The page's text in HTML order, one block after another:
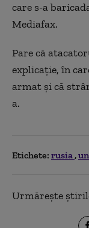
care s-a
Mediafax.
Pare că
explicație, în
armat și că
a.
Etichete: rusia
Urmărește